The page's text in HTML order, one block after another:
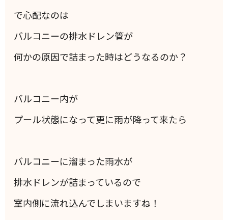
で心配なのは
バルコニーの排水ドレン管が
何かの原因で詰まった時はどうなるのか？
バルコニー内が
プール状態になって更に雨が降って来たら
バルコニーに溜まった雨水が
排水ドレンが詰まっているので
室内側に流れ込んでしまいますね！